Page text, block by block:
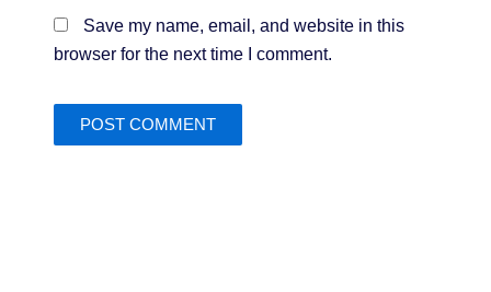
Save my name, email, and website in this
browser for the next time I comment.